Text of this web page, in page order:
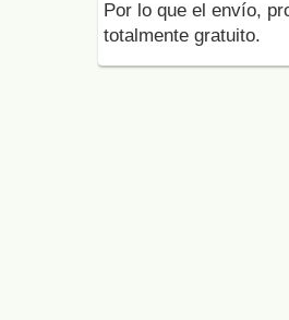
Por lo que el envío,
totalmente gratuito.